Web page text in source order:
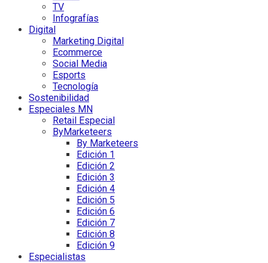
TV
Infografías
Digital
Marketing Digital
Ecommerce
Social Media
Esports
Tecnología
Sostenibilidad
Especiales MN
Retail Especial
ByMarketeers
By Marketeers
Edición 1
Edición 2
Edición 3
Edición 4
Edición 5
Edición 6
Edición 7
Edición 8
Edición 9
Especialistas